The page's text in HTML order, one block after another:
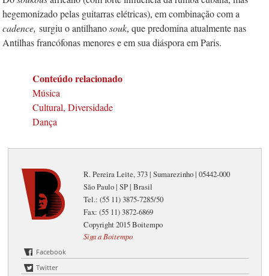
hegemonizado pelas guitarras elétricas), em combinação com a
cadence, surgiu o antilhanosouk, que predomina atualmente nas
Antilhas francófonas menores e em sua diáspora em Paris.
Conteúdo relacionado
Música
Cultural, Diversidade
Dança
R. Pereira Leite, 373 | Sumarezinho | 05442-000
São Paulo | SP | Brasil
Tel.: (55 11) 3875-7285/50
Fax: (55 11) 3872-6869
Copyright 2015 Boitempo
Siga a Boitempo
Facebook
Twitter